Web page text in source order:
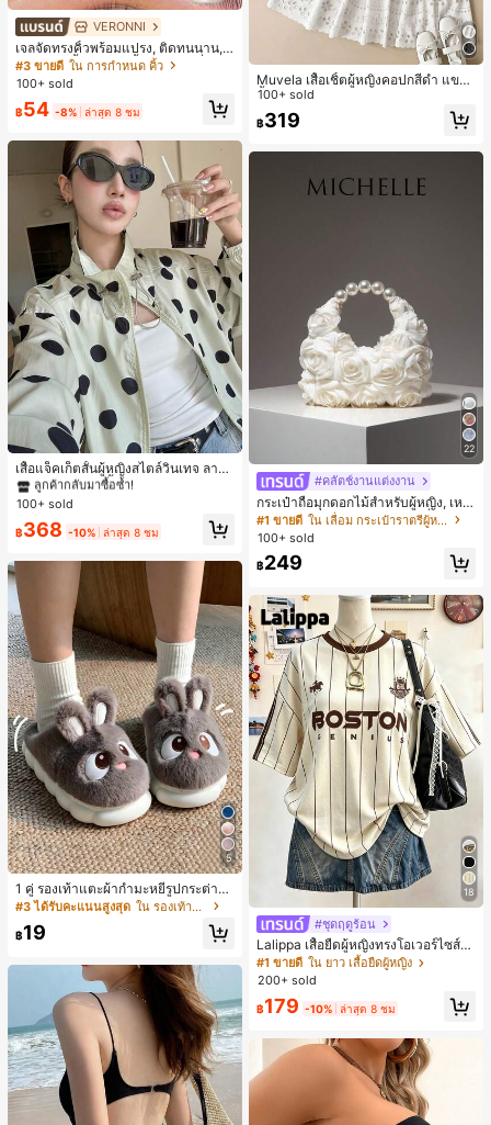
VERONNI
เจลจัดทรงคิ้วพร้อมแปรง, ติดทนนาน, เ
จลจัดทรงคิ้ว 3D, กันน้ำและกันเหงื่อ, เห
มาะสำหรับทุกประเภทผิว, เจลคิ้วใสติด
#3 ขายดี ใน การกำหนด คิ้ว
100+ sold
฿54 -8% ล่าสุด 8 ชม
เสื้อแจ็คเก็ตสั้นผู้หญิงสไตล์วินเทจ ลายจุ
ดขนาดใหญ่ คอตั้ง เอวเข้ารูป แขนพอง
ทรงหลวม แฟชั่นอเนกประสงค์ สำหรับใ
#1 ขายดี ใน กระเป๋า เสื้อคลุมลำลอง
ลูกค้ากลับมาซื้อซ้ำ!
#1 ขายดี ใน กระเป๋า เสื้อคลุมลำลอง
ลูกค้ากลับมาซื้อซ้ำ!
#1 ขายดี ใน กระเป๋า เสื้อคลุมลำลอง
ลูกค้ากลับมาซื้อซ้ำ!
#1 ขายดี ใน กระเป๋า เสื้อคลุมลำลอง
ลูกค้ากลับมาซื้อซ้ำ!
100+ sold
฿368 -10% ล่าสุด 8 ชม
5
1 คู่ รองเท้าแตะผ้ากำมะหยี่รูปกระต่าย
สำหรับผู้หญิง, อบอุ่นและสบาย, เหมาะ
สำหรับใส่ลำลองในฤดูใบไม้ร่วง/ฤดูหน
าว, รองเท้าบ้านผู้หญิงหรูหราใหม่, ส้นเ
รับฤดูหนาวที่อบอุ่น, รองเท้าแตะผ้ากำม
ะหยี่น่ารัก, ของขวัญปีใหม่/วันวาเลนไท
น์ในอุดมคติ, รองเท้าแตะคู่รัก, ของขวั
ญวันแม่, สวน, ของตกแต่งห้องครัว, ฤดู
ร้อน, ชายหาด, ของใช้จำเป็นสำหรับกา
รเดินทาง, ของตกแต่งห้อง, นุ่มนิ่ม, การ
สำเร็จการศึกษา, ชั้นวางรองเท้า, ประห
ยัดพื้นที่จัดเก็บ, กลางแจ้ง, สวน, พิธีสำเ
ร็จการศึกษา, พิธีจบการศึกษา, ยินดีด้ว
ยบัณฑิต, บัณฑิตที่สำเร็จการศึกษา, ผู้ก
ล่าวคำอำลา, เรียนจบ, งานเลี้ยงจบการ
#3 ได้รับคะแนนสูงสุด ใน รองเท้าแตะใส่ในบ้าน
฿19
Muvela เสื้อเชิ้ตผู้หญิงคอปกสีดำ แขน
สั้น กระดุมหน้า ปักลายฉลุ เอวยางยืด ส
ไตล์วินเทจสำหรับฤดูใบไม้ผลิ/ฤดูร้อน เ
หมาะสำหรับใส่ทำงาน, โอกาสทางการ,
ลองในชีวิตประจำวัน, ย้อนยุคโรแมนติ
นเจ้าสาว, เจ้าภาพ, ออกนอกบ้าน, งาน
100+ sold
฿319
22
#คลัตช์งานแต่งงาน
กระเป๋าถือมุกดอกไม้สำหรับผู้หญิง, เหม
าะสำหรับชุดราตรี, ชุดบอล, เครื่องประ
ดับงานแต่งงาน, กระเป๋าสตางค์สุภาพส
ตรีหรูหรา, ของขวัญสำหรับผู้หญิง (ลาย
สุ่ม)
#1 ขายดี
ใน เลื่อม กระเป๋าราตรีผู้หญิง
100+ sold
฿249
18
#ชุดฤดูร้อน
Lalippa เสื้อยืดผู้หญิงทรงโอเวอร์ไซส์ค
วามยาวกลาง คอกลม ไหล่ตก ลายพิมพ์
ตัวอักษรและลายทางแนวตั้ง สไตล์แฟชั่
#1 ขายดี ใน ยาว เสื้อยืดผู้หญิง
200+ sold
฿179 -10% ล่าสุด 8 ชม